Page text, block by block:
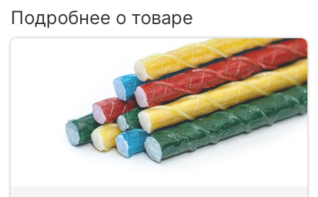
Подробнее о товаре